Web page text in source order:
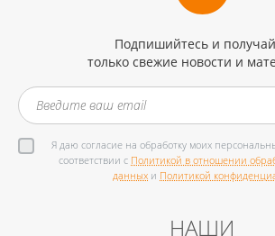
Подпишийтесь и
только свежие новости и
Я даю согласие на обработку моих
соответствии с Политикой в отношении
данных и Политикой
НАШИ